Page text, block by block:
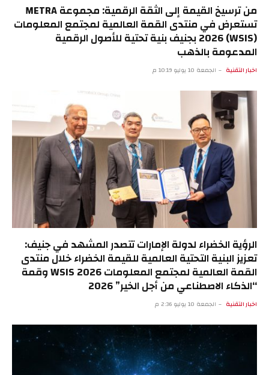
من ترسيخ القيمة إلى الثقة الرقمية: مجموعة METRA
تستعرض في منتدى القمة العالمية لمجتمع المعلومات
(WSIS) 2026 بجنيف بنية تحتية للأصول الرقمية
المدعومة بالذهب
اخبار التقنية الجمعة 10 يوليو 10:19 م
الرؤية الخضراء لدولة الإمارات تتصدر المشهد في جنيف:
تعزيز البنية التحتية العالمية للقيمة الخضراء خلال منتدى
القمة العالمية لمجتمع المعلومات WSIS 2026 وقمة
“الذكاء الاصطناعي من أجل الخير” 2026
اخبار التقنية الجمعة 10 يوليو 2:36 م